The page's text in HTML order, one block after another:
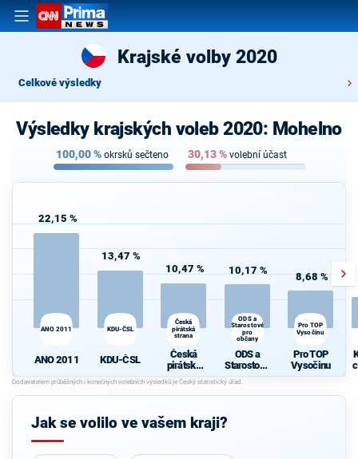
Krajské volby 2020
Celkové výsledky
Výsledky krajských voleb 2020: Mohelno
100,00% okrsků sečteno 30,13% volební účast
22,15 %
ANO 2011
ANO 2011
13,47 %
KDU-ČSL
KDU-ČSL
10,47 %
Česká
pirátská
strana
Česká
pirátská
strana
10,17 %
ODS a
Starostové
pro
občany
ODS a
Starostové
pro občany
8,68 %
Pro TOP
Vysočinu
Pro TOP
Vysočinu
Jak se volilo ve vašem kraji?